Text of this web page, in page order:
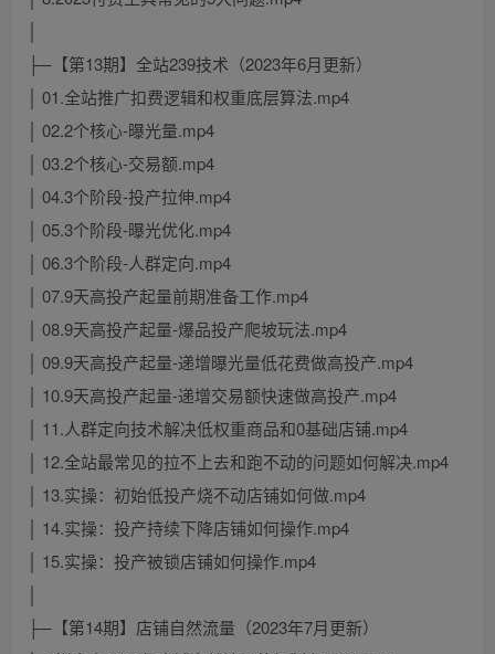
├─【第13期】全站239技术（2023年6月更新）
│ 01.全站推广扣费逻辑和权重底层算法.mp4
│ 02.2个核心-曝光量.mp4
│ 03.2个核心-交易额.mp4
│ 04.3个阶段-投产拉伸.mp4
│ 05.3个阶段-曝光优化.mp4
│ 06.3个阶段-人群定向.mp4
│ 07.9天高投产起量前期准备工作.mp4
│ 08.9天高投产起量-爆品投产爬坡玩法.mp4
│ 09.9天高投产起量-递增曝光量低花费做高投产.mp4
│ 10.9天高投产起量-递增交易额快速做高投产.mp4
│ 11.人群定向技术解决低权重商品和0基础店铺.mp4
│ 12.全站最常见的拉不上去和跑不动的问题如何解决.mp4
│ 13.实操：初始低投产烧不动店铺如何做.mp4
│ 14.实操：投产持续下降店铺如何操作.mp4
│ 15.实操：投产被锁店铺如何操作.mp4
├─【第14期】店铺自然流量（2023年7月更新）